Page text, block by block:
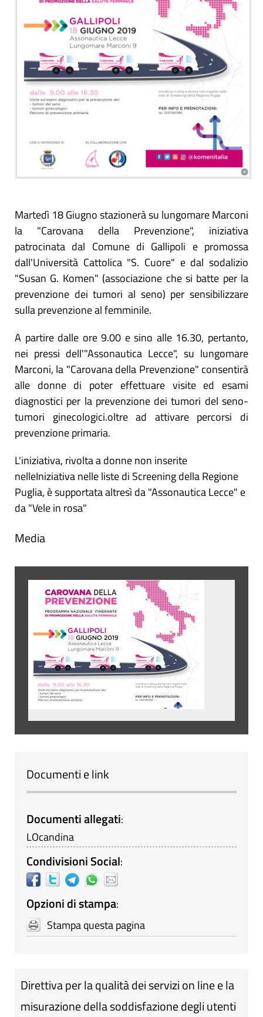
Martedì 18 Giugno stazionerà su lungomare Marconi
la "Carovana della Prevenzione", iniziativa
patrocinata dal Comune di Gallipoli e promossa
dall'Università Cattolica "S. Cuore" e dal sodalizio
"Susan G. Komen" (associazione che si batte per la
prevenzione dei tumori al seno) per sensibilizzare
sulla prevenzione al femminile.
A partire dalle ore 9.00 e sino alle 16.30, pertanto,
nei pressi dell'"Assonautica Lecce", su lungomare
Marconi, la "Carovana della Prevenzione" consentirà
alle donne di poter effettuare visite ed esami
diagnostici per la prevenzione dei tumori del seno-
tumori ginecologici.oltre ad attivare percorsi di
prevenzione primaria.
L'iniziativa, rivolta a donne non inserite
nelleIniziativa nelle liste di Screening della Regione
Puglia, è supportata altresì da "Assonautica Lecce" e
da "Vele in rosa"
Media
Documenti e link
Documenti allegati:
LOcandina
Condivisioni Social:
Opzioni di stampa:
Stampa questa pagina
Direttiva per la qualità dei servizi on line e la
misurazione della soddisfazione degli utenti